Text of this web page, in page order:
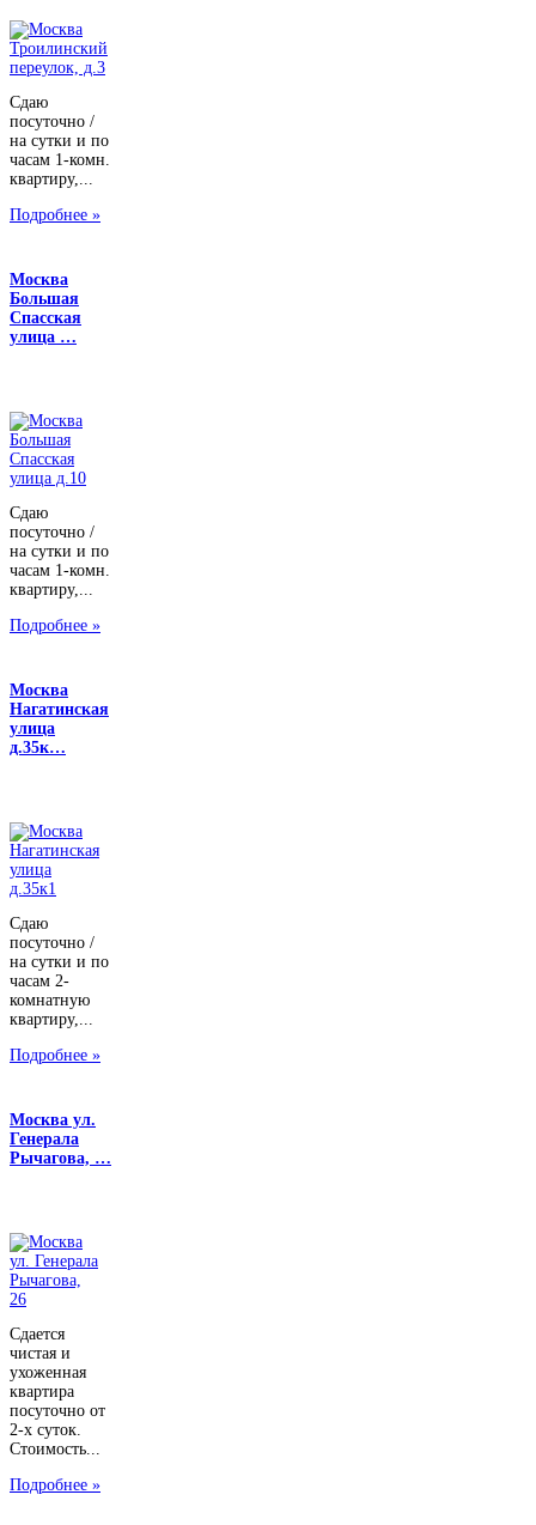
Сдаю
посуточно /
на сутки и по
часам 1-комн.
квартиру,...
Подробнее »
Москва
Большая
Спасская
улица …
Сдаю
посуточно /
на сутки и по
часам 1-комн.
квартиру,...
Подробнее »
Москва
Нагатинская
улица
д.35к…
Сдаю
посуточно /
на сутки и по
часам 2-
комнатную
квартиру,...
Подробнее »
Москва ул.
Генерала
Рычагова, …
Сдается
чистая и
ухоженная
квартира
посуточно от
2-х суток.
Стоимость...
Подробнее »